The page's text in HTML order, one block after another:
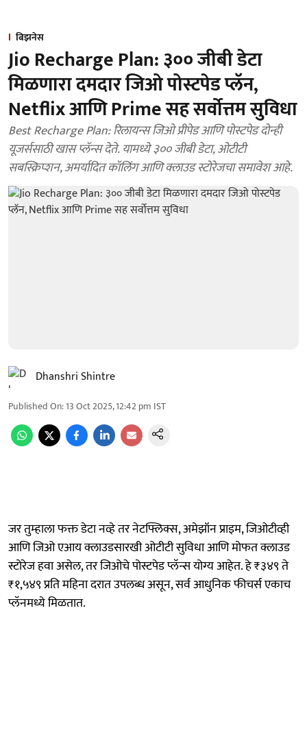
बिझनेस
Jio Recharge Plan: ३०० जीबी डेटा
मिळणारा दमदार जिओ पोस्टपेड प्लॅन,
Netflix आणि Prime सह सर्वोत्तम सुविधा
Best Recharge Plan: रिलायन्स जिओ प्रीपेड आणि पोस्टपेड दोन्ही
यूजर्ससाठी खास प्लॅन्स देते. यामध्ये ३०० जीबी डेटा, ओटीटी
सबस्क्रिप्शन, अमर्यादित कॉलिंग आणि क्लाउड स्टोरेजचा समावेश आहे.
Dhanshri Shintre
Published On:13 Oct 2025, 12:42 pm IST
जर तुम्हाला फक्त डेटा नव्हे तर नेटफ्लिक्स, अमेझॉन प्राइम, जिओटीव्ही
आणि जिओ एआय क्लाउडसारखी ओटीटी सुविधा आणि मोफत क्लाउड
स्टोरेज हवा असेल, तर जिओचे पोस्टपेड प्लॅन्स योग्य आहेत. हे ₹३४९ ते
₹१,५४९ प्रति महिना दरात उपलब्ध असून, सर्व आधुनिक फीचर्स एकाच
प्लॅनमध्ये मिळतात.